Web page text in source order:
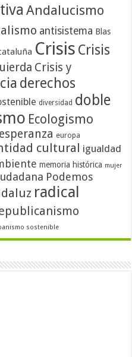
Andalucismo
antisistema Blas
Crisis Crisis
Crisis y
derechos
diversidad doble
Ecologismo
esperanza europa
cultural igualdad
memoria histórica mujer
Podemos
radical
sostenible